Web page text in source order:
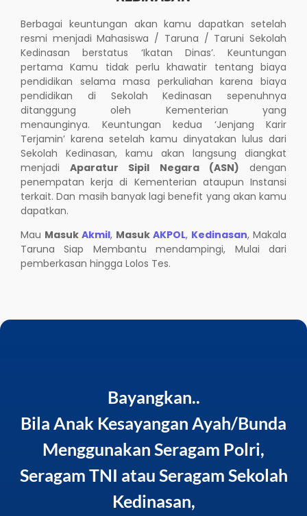
Berbagai keuntungan akan kamu dapatkan setelah
resmi menjadi Mahasiswa / Taruna / Taruni Sekolah
Kedinasan berstatus ‘Ikatan Dinas’. Keuntungan
pertama Kamu tidak perlu khawatir tentang biaya
pendidikan selama masa perkuliahan karena biaya
pendidikan di Sekolah Kedinasan sepenuhnya
ditanggung oleh Kementerian yang
menaunginya. Keuntungan kedua ‘Jenjang Karir
Terjamin’ karena setelah kamu dinyatakan lulus dari
Sekolah Kedinasan, kamu akan langsung diangkat
menjadiAparatur Sipil Negara (ASN) dengan
penempatan kerja di Kementerian ataupun Instansi
terkait. Dan masih banyak lagi benefit yang akan kamu
dapatkan.
Mau Masuk Akmil, Masuk AKPOL, Kedinasan, Makala
Taruna Siap Membantu mendampingi, Mulai dari
pemberkasan hingga Lolos Tes.
Bayangkan..
Bila Anak Kesayangan Ayah/Bunda
Menggunakan Seragam Polri,
Seragam TNI atau Seragam Sekolah
Kedinasan,